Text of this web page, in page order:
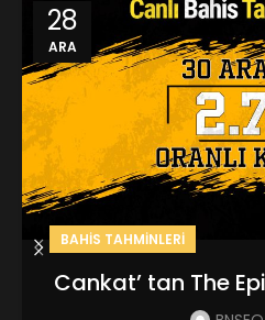
28
ARA
BAHIS TAHMINLERI
Cankat’ tan The